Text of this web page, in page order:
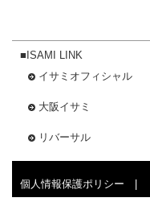
■ISAMI LINK
イサミオフィシャル
大阪イサミ
リバーサル
個人情報保護ポリシー